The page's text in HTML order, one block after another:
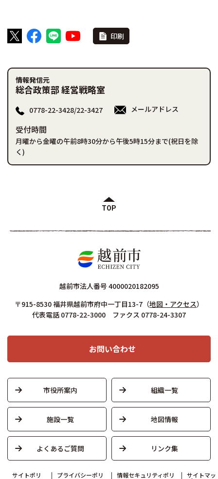
印刷
情報発信元
総合政策部 経営戦略室
0778-22-3428/22-3427 メールアドレス
受付時間
月曜から金曜の午前8時30分から午後5時15分まで(祝日を除
く)
TOP
越前市法人番号 4000020182095
〒915-8530 福井県越前市府中一丁目13-7 （地図・アクセス）
代表電話 0778-22-3000 ファクス 0778-24-3307
お問い合わせ
市役所案内 組織一覧
施設一覧 地図情報
よくあるご質問 リンク集
サイトポリ プライバシーポリ 情報セキュリティポリ サイトマッ